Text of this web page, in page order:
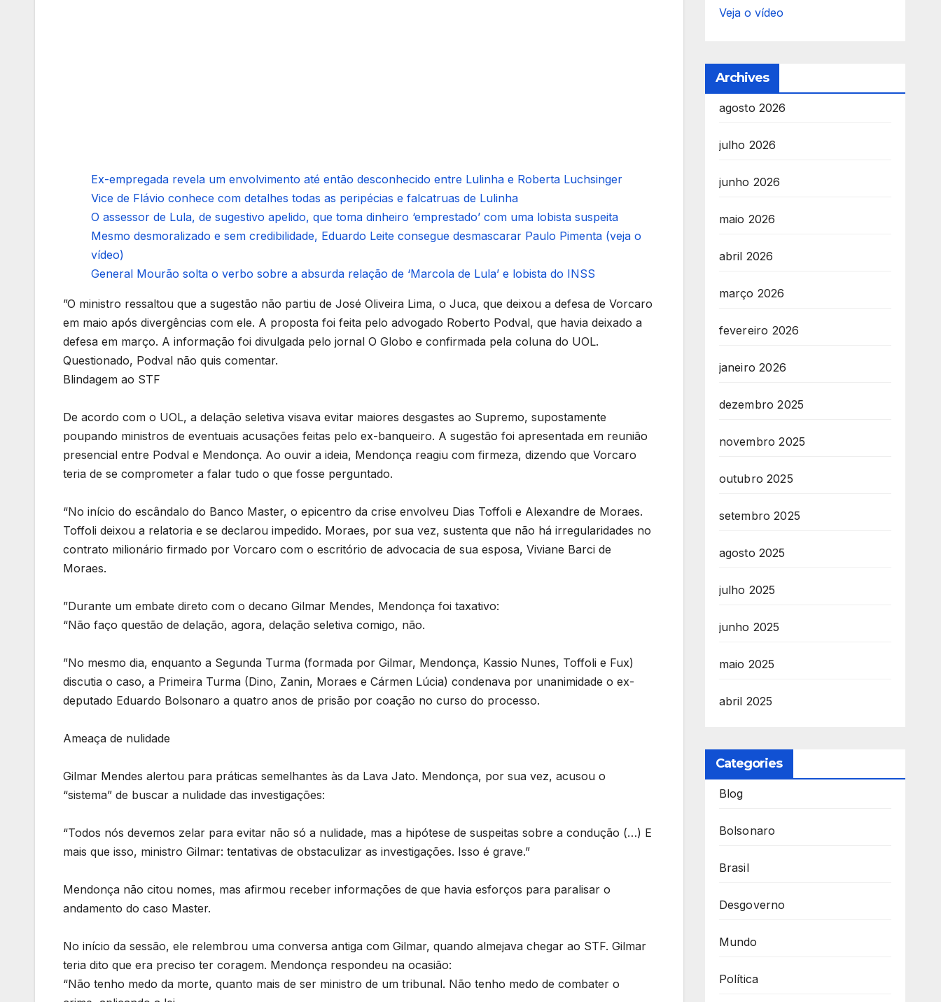
Ex-empregada revela um envolvimento até então desconhecido entre Lulinha e Roberta Luchsinger
Vice de Flávio conhece com detalhes todas as peripécias e falcatruas de Lulinha
O assessor de Lula, de sugestivo apelido, que toma dinheiro ‘emprestado’ com uma lobista suspeita
Mesmo desmoralizado e sem credibilidade, Eduardo Leite consegue desmascarar Paulo Pimenta (veja o
vídeo)
General Mourão solta o verbo sobre a absurda relação de ‘Marcola de Lula’ e lobista do INSS
”O ministro ressaltou que a sugestão não partiu de José Oliveira Lima, o Juca, que deixou a defesa de Vorcaro
em maio após divergências com ele. A proposta foi feita pelo advogado Roberto Podval, que havia deixado a
defesa em março. A informação foi divulgada pelo jornal O Globo e confirmada pela coluna do UOL.
Questionado, Podval não quis comentar.
Blindagem ao STF
De acordo com o UOL, a delação seletiva visava evitar maiores desgastes ao Supremo, supostamente
poupando ministros de eventuais acusações feitas pelo ex-banqueiro. A sugestão foi apresentada em reunião
presencial entre Podval e Mendonça. Ao ouvir a ideia, Mendonça reagiu com firmeza, dizendo que Vorcaro
teria de se comprometer a falar tudo o que fosse perguntado.
“No início do escândalo do Banco Master, o epicentro da crise envolveu Dias Toffoli e Alexandre de Moraes.
Toffoli deixou a relatoria e se declarou impedido. Moraes, por sua vez, sustenta que não há irregularidades no
contrato milionário firmado por Vorcaro com o escritório de advocacia de sua esposa, Viviane Barci de
Moraes.
”Durante um embate direto com o decano Gilmar Mendes, Mendonça foi taxativo:
“Não faço questão de delação, agora, delação seletiva comigo, não.
”No mesmo dia, enquanto a Segunda Turma (formada por Gilmar, Mendonça, Kassio Nunes, Toffoli e Fux)
discutia o caso, a Primeira Turma (Dino, Zanin, Moraes e Cármen Lúcia) condenava por unanimidade o ex-
deputado Eduardo Bolsonaro a quatro anos de prisão por coação no curso do processo.
Ameaça de nulidade
Gilmar Mendes alertou para práticas semelhantes às da Lava Jato. Mendonça, por sua vez, acusou o
“sistema” de buscar a nulidade das investigações:
“Todos nós devemos zelar para evitar não só a nulidade, mas a hipótese de suspeitas sobre a condução (…) E
mais que isso, ministro Gilmar: tentativas de obstaculizar as investigações. Isso é grave.”
Mendonça não citou nomes, mas afirmou receber informações de que havia esforços para paralisar o
andamento do caso Master.
No início da sessão, ele relembrou uma conversa antiga com Gilmar, quando almejava chegar ao STF. Gilmar
teria dito que era preciso ter coragem. Mendonça respondeu na ocasião:
“Não tenho medo da morte, quanto mais de ser ministro de um tribunal. Não tenho medo de combater o
Veja o vídeo
Archives
agosto 2026
julho 2026
junho 2026
maio 2026
abril 2026
março 2026
fevereiro 2026
janeiro 2026
dezembro 2025
novembro 2025
outubro 2025
setembro 2025
agosto 2025
julho 2025
junho 2025
maio 2025
abril 2025
Categories
Blog
Bolsonaro
Brasil
Desgoverno
Mundo
Política